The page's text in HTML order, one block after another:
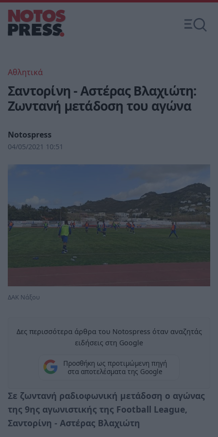
Αθλητικά
Σαντορίνη - Αστέρας Βλαχιώτη:
Ζωντανή μετάδοση του αγώνα
Notospress
04/05/2021 10:51
ΔΑΚ Νάξου
Δες περισσότερα άρθρα του Notospress όταν αναζητάς
ειδήσεις στη Google
Προσθήκη ως προτιμώμενη πηγή
στα αποτελέσματα της Google
Σε ζωντανή ραδιοφωνική μετάδοση ο αγώνας
της 9ης αγωνιστικής της Football League,
Σαντορίνη - Αστέρας Βλαχιώτη